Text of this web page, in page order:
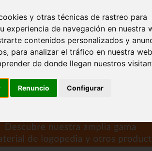
y otras técnicas de rastreo para
experiencia de navegación en nuestra
contenidos personalizados y
para analizar el tráfico en nuestra
de donde llegan nuestros
Renuncio Configurar